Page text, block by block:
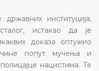
институција,
истакао да је
доказа оптужио
попут мучења и
нацистима. Те